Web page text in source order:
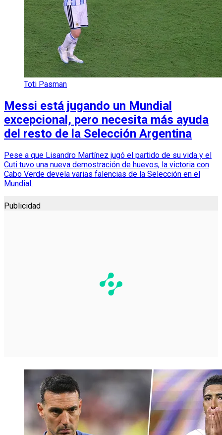
Toti Pasman
Messi está jugando un Mundial
excepcional, pero necesita más ayuda
del resto de la Selección Argentina
Pese a que Lisandro Martínez jugó el partido de su vida y el
Cuti tuvo una nueva demostración de huevos, la victoria con
Cabo Verde devela varias falencias de la Selección en el
Mundial.
Publicidad